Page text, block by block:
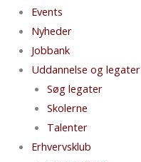
Events
Nyheder
Jobbank
Uddannelse og legater
Søg legater
Skolerne
Talenter
Erhvervsklub